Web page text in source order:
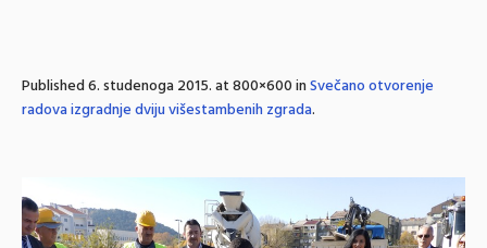
Published6. studenoga 2015.at 800×600 inSvečano otvorenje
radova izgradnje dviju višestambenih zgrada.